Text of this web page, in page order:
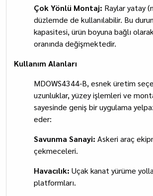
Çok Yönlü Montaj: Raylar yatay
düzlemde de kullanılabilir. Bu
kapasitesi, ürün boyuna bağlı
oranında değişmektedir.
Kullanım Alanları
MDOWS4344-B, esnek üretim
uzunluklar, yüzey işlemleri ve
sayesinde geniş bir uygulama
eder:
Savunma Sanayi: Askeri araç
çekmeceleri.
Havacılık: Uçak kanat yürüme
platformları.